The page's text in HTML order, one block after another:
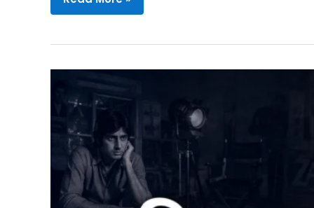
और
मालिनी
कहानी:
फिल्मी
पर्दे
से
जीवनभर
के
साथ